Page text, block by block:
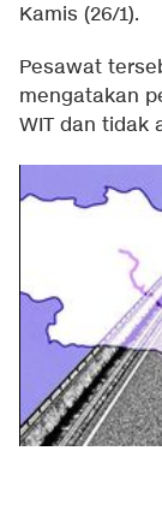
Kamis (26/1).
Pesawat
mengatakan
WIT dan tidak